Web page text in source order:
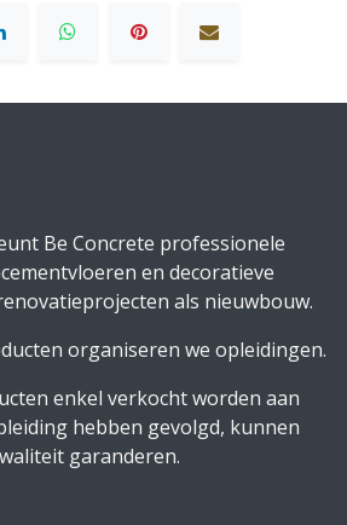
Be Concrete professionele
en decoratieve
als nieuwbouw.
organiseren we opleidingen.
enkel verkocht worden aan
hebben gevolgd, kunnen
garanderen.